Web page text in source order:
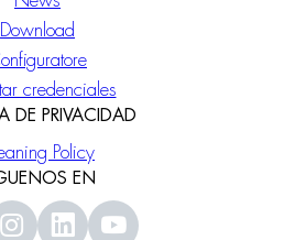
Download
credenciales
DE PRIVACIDAD
Policy
EN